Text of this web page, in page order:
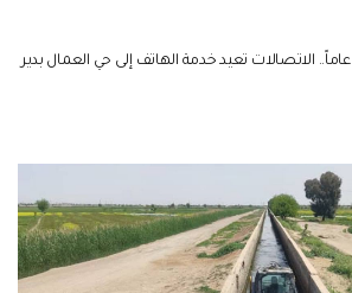
بعد انقطاع 14 عاماً.. الاتصالات تعيد خدمة الهاتف إلى حي العمال بدير